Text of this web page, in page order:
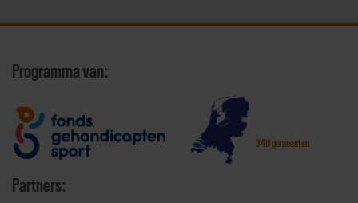
Programma van:
340 gemeenten
Partners: